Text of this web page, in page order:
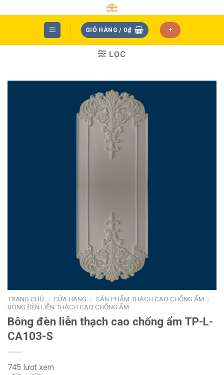
to
GIỎ HÀNG / 0₫ +
LỌC
TRANG CHỦ / CỬA HÀNG / SẢN PHẨM THẠCH CAO CHỐNG ẨM /
BÔNG ĐÈN LIỄN THẠCH CAO CHỐNG ẨM
Bông đèn liễn thạch cao chống ẩm TP-L-
CA103-S
745 lượt xem